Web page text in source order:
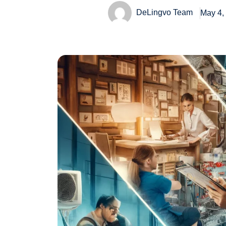
DeLingvo Team May